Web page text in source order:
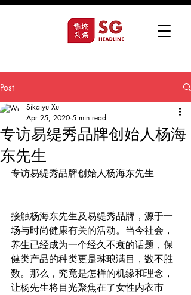
Post
专访易缇秀品牌创始人杨海
东先生
Sikaiyu Xu
Apr 25, 2020 5 min read
专访易缇秀品牌创始人杨海东先生
接触杨海东先生及易缇秀品牌，源于一
场与时尚健康有关的活动。当今社会，
养生已经成为一个经久不衰的话题，保
健类产品的种类更是琳琅满目，数不胜
数。那么，究竟是怎样的机缘和理念，
让杨先生将目光聚焦在了女性内衣市